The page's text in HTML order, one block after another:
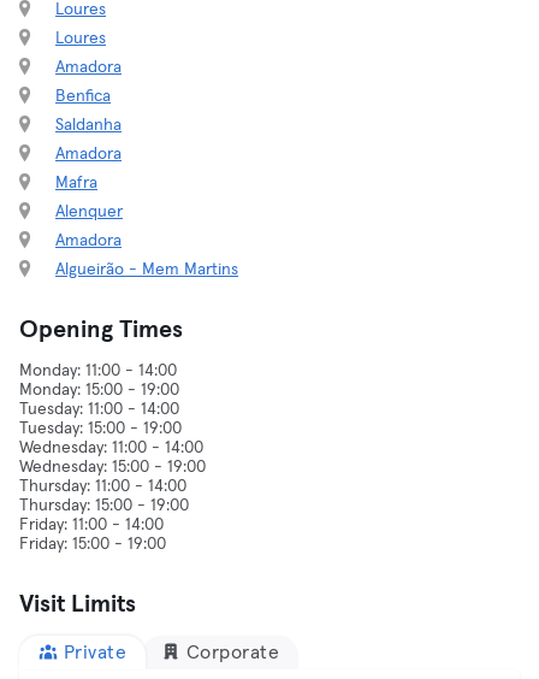
Loures
Loures
Amadora
Benfica
Saldanha
Amadora
Mafra
Alenquer
Amadora
Algueirão - Mem Martins
Opening Times
Monday: 11:00 - 14:00
Monday: 15:00 - 19:00
Tuesday: 11:00 - 14:00
Tuesday: 15:00 - 19:00
Wednesday: 11:00 - 14:00
Wednesday: 15:00 - 19:00
Thursday: 11:00 - 14:00
Thursday: 15:00 - 19:00
Friday: 11:00 - 14:00
Visit Limits
Private Corporate